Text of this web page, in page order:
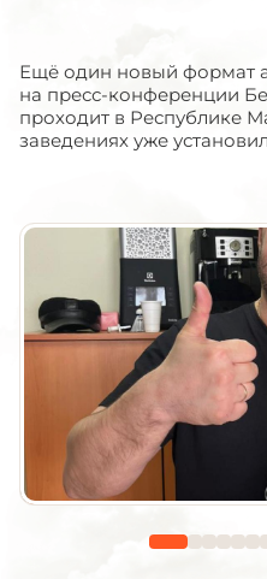
Ещё один новый формат
на пресс-конференции
проходит в Республике
заведениях уже